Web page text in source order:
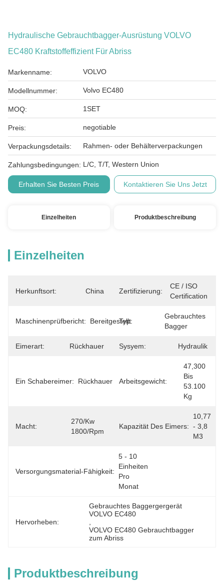
Hydraulische Gebrauchtbagger-Ausrüstung VOLVO
EC480 Kraftstoffeffizient Für Abriss
Markenname: VOLVO
Modellnummer: Volvo EC480
MOQ: 1SET
Preis: negotiable
Verpackungsdetails: Rahmen- oder Behälterverpackungen
Zahlungsbedingungen: L/C, T/T, Western Union
Erhalten Sie Besten Preis Kontaktieren Sie Uns Jetzt
Einzelheiten Produktbeschreibung
Einzelheiten
Herkunftsort: China Zertifizierung:
CE / ISO
Certification
Maschinenprüfbericht: Bereitgestellt
Typ:
Gebrauchtes
Bagger
Eimerart: Rückhauer Sysyem: Hydraulik
Ein Schabereimer: Rückhauer Arbeitsgewicht:
47,300
Bis
53.100
Kg
Macht:
270/kw
1800/rpm
Kapazität Des Eimers:
10,77
- 3,8
M3
Versorgungsmaterial-Fähigkeit:
5 - 10
Einheiten
Pro
Monat
Hervorheben:
Gebrauchtes Baggergergerät
VOLVO EC480
VOLVO EC480 Gebrauchtbagger
zum Abriss
Produktbeschreibung